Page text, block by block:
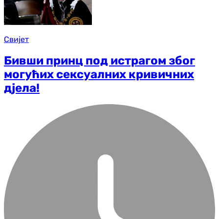
Свијет
Бивши принц под истрагом због
могућих сексуалних кривичних
дjела!